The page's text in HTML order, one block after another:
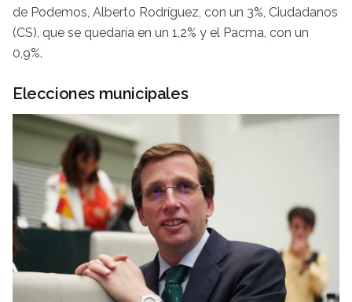
de Podemos, Alberto Rodríguez, con un 3%, Ciudadanos
(CS), que se quedaría en un 1,2% y el Pacma, con un
0,9%.
Elecciones municipales